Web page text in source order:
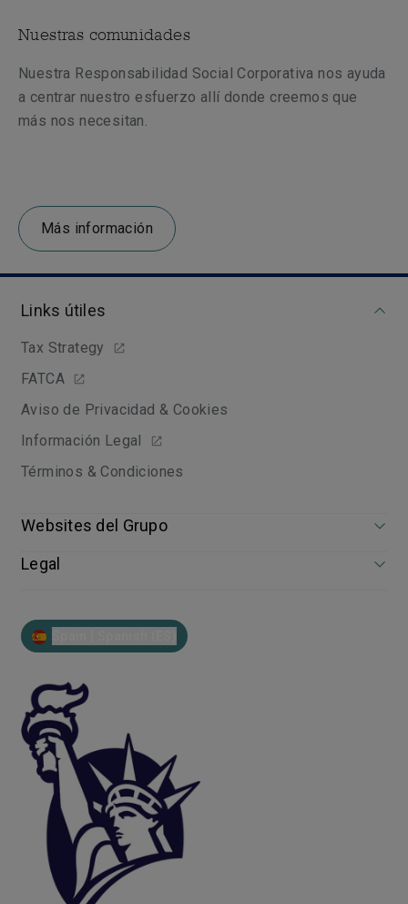
Nuestras comunidades
Nuestra Responsabilidad Social Corporativa nos ayuda
a centrar nuestro esfuerzo allí donde creemos que
más nos necesitan.
Más información
Links útiles
Tax Strategy
FATCA
Aviso de Privacidad & Cookies
Información Legal
Términos & Condiciones
Websites del Grupo
Legal